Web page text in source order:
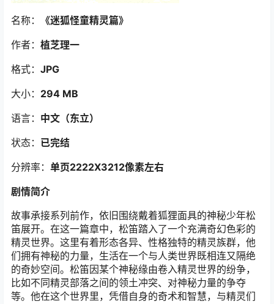
名称： 《迷狐怪童精灵篇》
作者： 植芝理一
格式： JPG
大小： 294 MB
语言： 中文（东立）
状态： 已完结
分辨率： 单页2222X3212像素左右
剧情简介
故事承接系列前作，依旧围绕戴着狐狸面具的神秘少年松
笛展开。在这一篇章中，松笛踏入了一个充满奇幻色彩的
精灵世界。这里有着形态各异、性格独特的精灵族群，他
们拥有神秘的力量，生活在一个与人类世界既相连又隔绝
的奇妙空间。松笛因某个神秘缘由卷入精灵世界的纷争，
比如不同精灵部落之间的领土冲突、对神秘力量的争夺
等。他在这个世界里，凭借自身的奇术和智慧，与精灵们